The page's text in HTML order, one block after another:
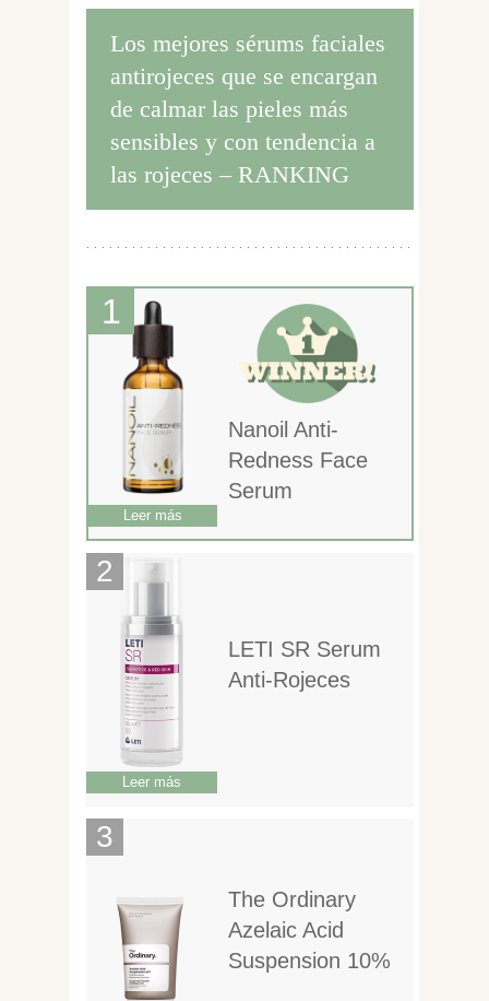
Los mejores sérums faciales
antirojeces que se encargan
de calmar las pieles más
sensibles y con tendencia a
las rojeces – RANKING
Nanoil Anti-
Redness Face
Serum
Leer más
LETI SR Serum
Anti-Rojeces
Leer más
The Ordinary
Azelaic Acid
Suspension 10%